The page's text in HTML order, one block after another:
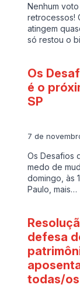
Nenhum
retrocessos!
atingem
só restou o
Os
é o
SP
7 de
Os Desafios
medo de
domingo, às
Paulo, mais…
defesa
todas/os